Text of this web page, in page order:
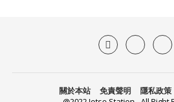
關於本站 免責聲明 隱私政策